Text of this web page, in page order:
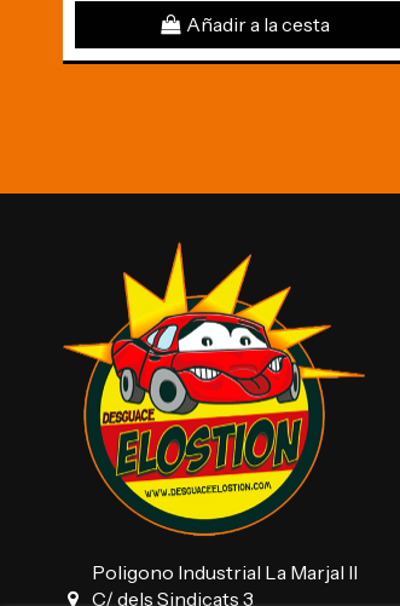
Añadir a la cesta
Poligono Industrial La Marjal II
C/ dels Sindicats 3